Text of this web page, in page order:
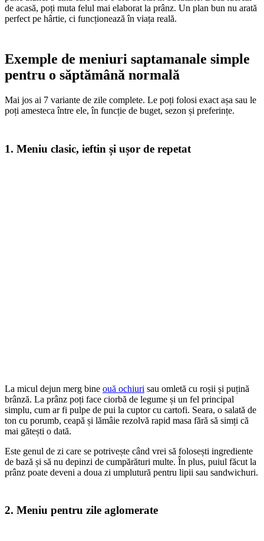
de acasă, poți muta felul mai elaborat la prânz. Un plan bun nu arată
perfect pe hârtie, ci funcționează în viața reală.
Exemple de meniuri saptamanale simple
pentru o săptămână normală
Mai jos ai 7 variante de zile complete. Le poți folosi exact așa sau le
poți amesteca între ele, în funcție de buget, sezon și preferințe.
1. Meniu clasic, ieftin și ușor de repetat
La micul dejun merg bine ouă ochiuri sau omletă cu roșii și puțină
brânză. La prânz poți face ciorbă de legume și un fel principal
simplu, cum ar fi pulpe de pui la cuptor cu cartofi. Seara, o salată de
ton cu porumb, ceapă și lămâie rezolvă rapid masa fără să simți că
mai gătești o dată.
Este genul de zi care se potrivește când vrei să folosești ingrediente
de bază și să nu depinzi de cumpărături multe. În plus, puiul făcut la
prânz poate deveni a doua zi umplutură pentru lipii sau sandwichuri.
2. Meniu pentru zile aglomerate